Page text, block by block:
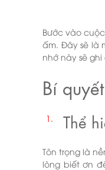
Bước vào
ấm. Đây sẽ là
nhớ này sẽ
Bí
Thể
Tôn trọng là
lòng biết ơn